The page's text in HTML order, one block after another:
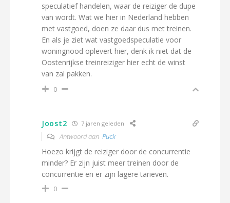
speculatief handelen, waar de reiziger de dupe
van wordt. Wat we hier in Nederland hebben
met vastgoed, doen ze daar dus met treinen.
En als je ziet wat vastgoedspeculatie voor
woningnood oplevert hier, denk ik niet dat de
Oostenrijkse treinreiziger hier echt de winst
van zal pakken.
0
Joost2 7 jaren geleden
Antwoord aan Puck
Hoezo krijgt de reiziger door de concurrentie
minder? Er zijn juist meer treinen door de
concurrentie en er zijn lagere tarieven.
0